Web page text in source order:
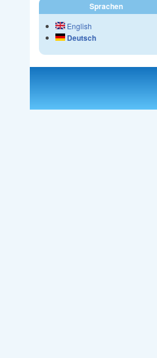
Sprachen
English
Deutsch